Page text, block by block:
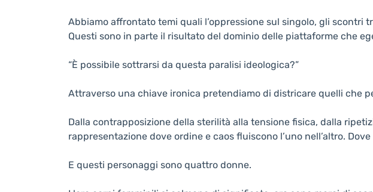
Abbiamo affrontato temi quali l’oppressione sul singolo, gli scontri
Questi sono in parte il risultato del dominio delle piattaforme che
“È possibile sottrarsi da questa paralisi ideologica?”
Attraverso una chiave ironica pretendiamo di districare quelli che
Dalla contrapposizione della sterilità alla tensione fisica, dalla
rappresentazione dove ordine e caos fluiscono l’uno nell’altro.
E questi personaggi sono quattro donne.